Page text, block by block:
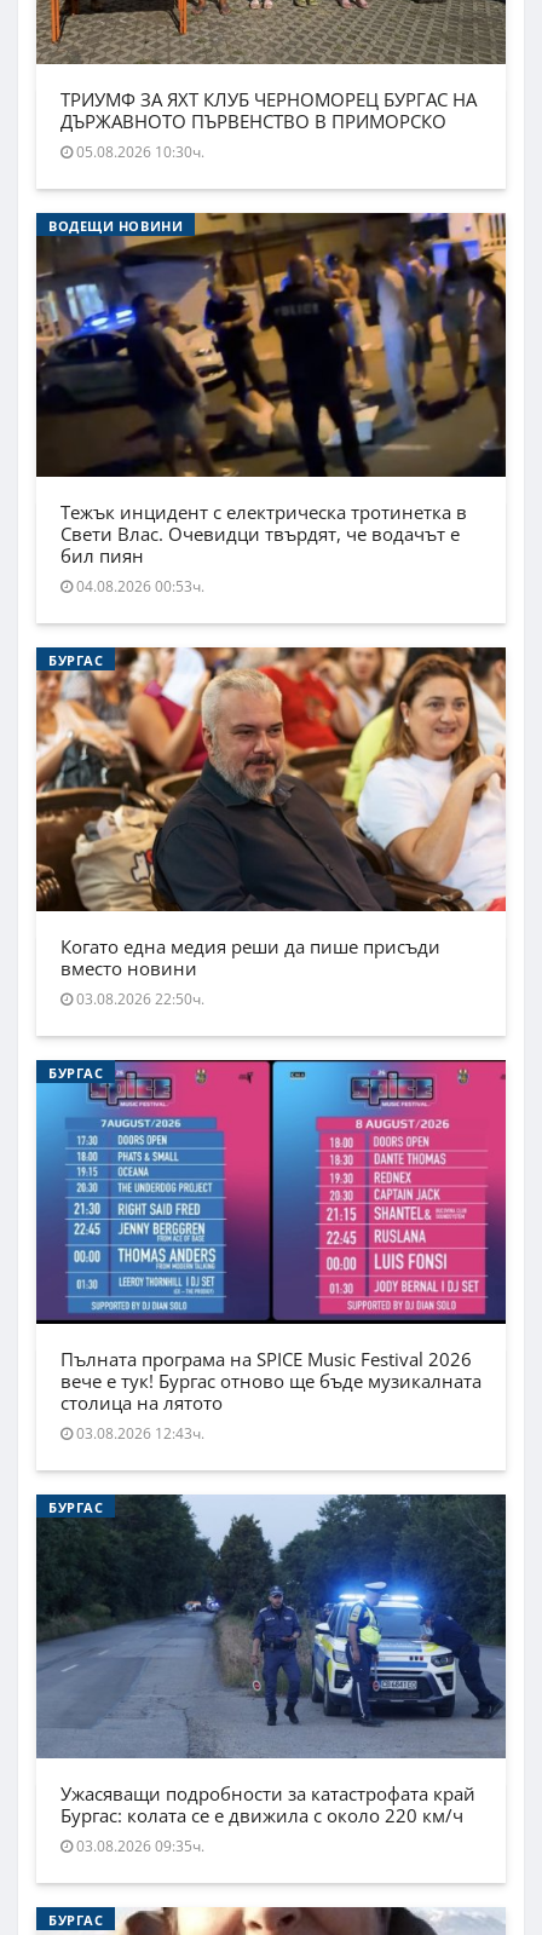
ТРИУМФ ЗА ЯХТ КЛУБ ЧЕРНОМОРЕЦ БУРГАС НА
ДЪРЖАВНОТО ПЪРВЕНСТВО В ПРИМОРСКО
05.08.2026 10:30ч.
ВОДЕЩИ НОВИНИ
Тежък инцидент с електрическа тротинетка в
Свети Влас. Очевидци твърдят, че водачът е
бил пиян
04.08.2026 00:53ч.
БУРГАС
Когато една медия реши да пише присъди
вместо новини
03.08.2026 22:50ч.
БУРГАС
Пълната програма на SPICE Music Festival 2026
вече е тук! Бургас отново ще бъде музикалната
столица на лятото
03.08.2026 12:43ч.
БУРГАС
Ужасяващи подробности за катастрофата край
Бургас: колата се е движила с около 220 км/ч
03.08.2026 09:35ч.
БУРГАС